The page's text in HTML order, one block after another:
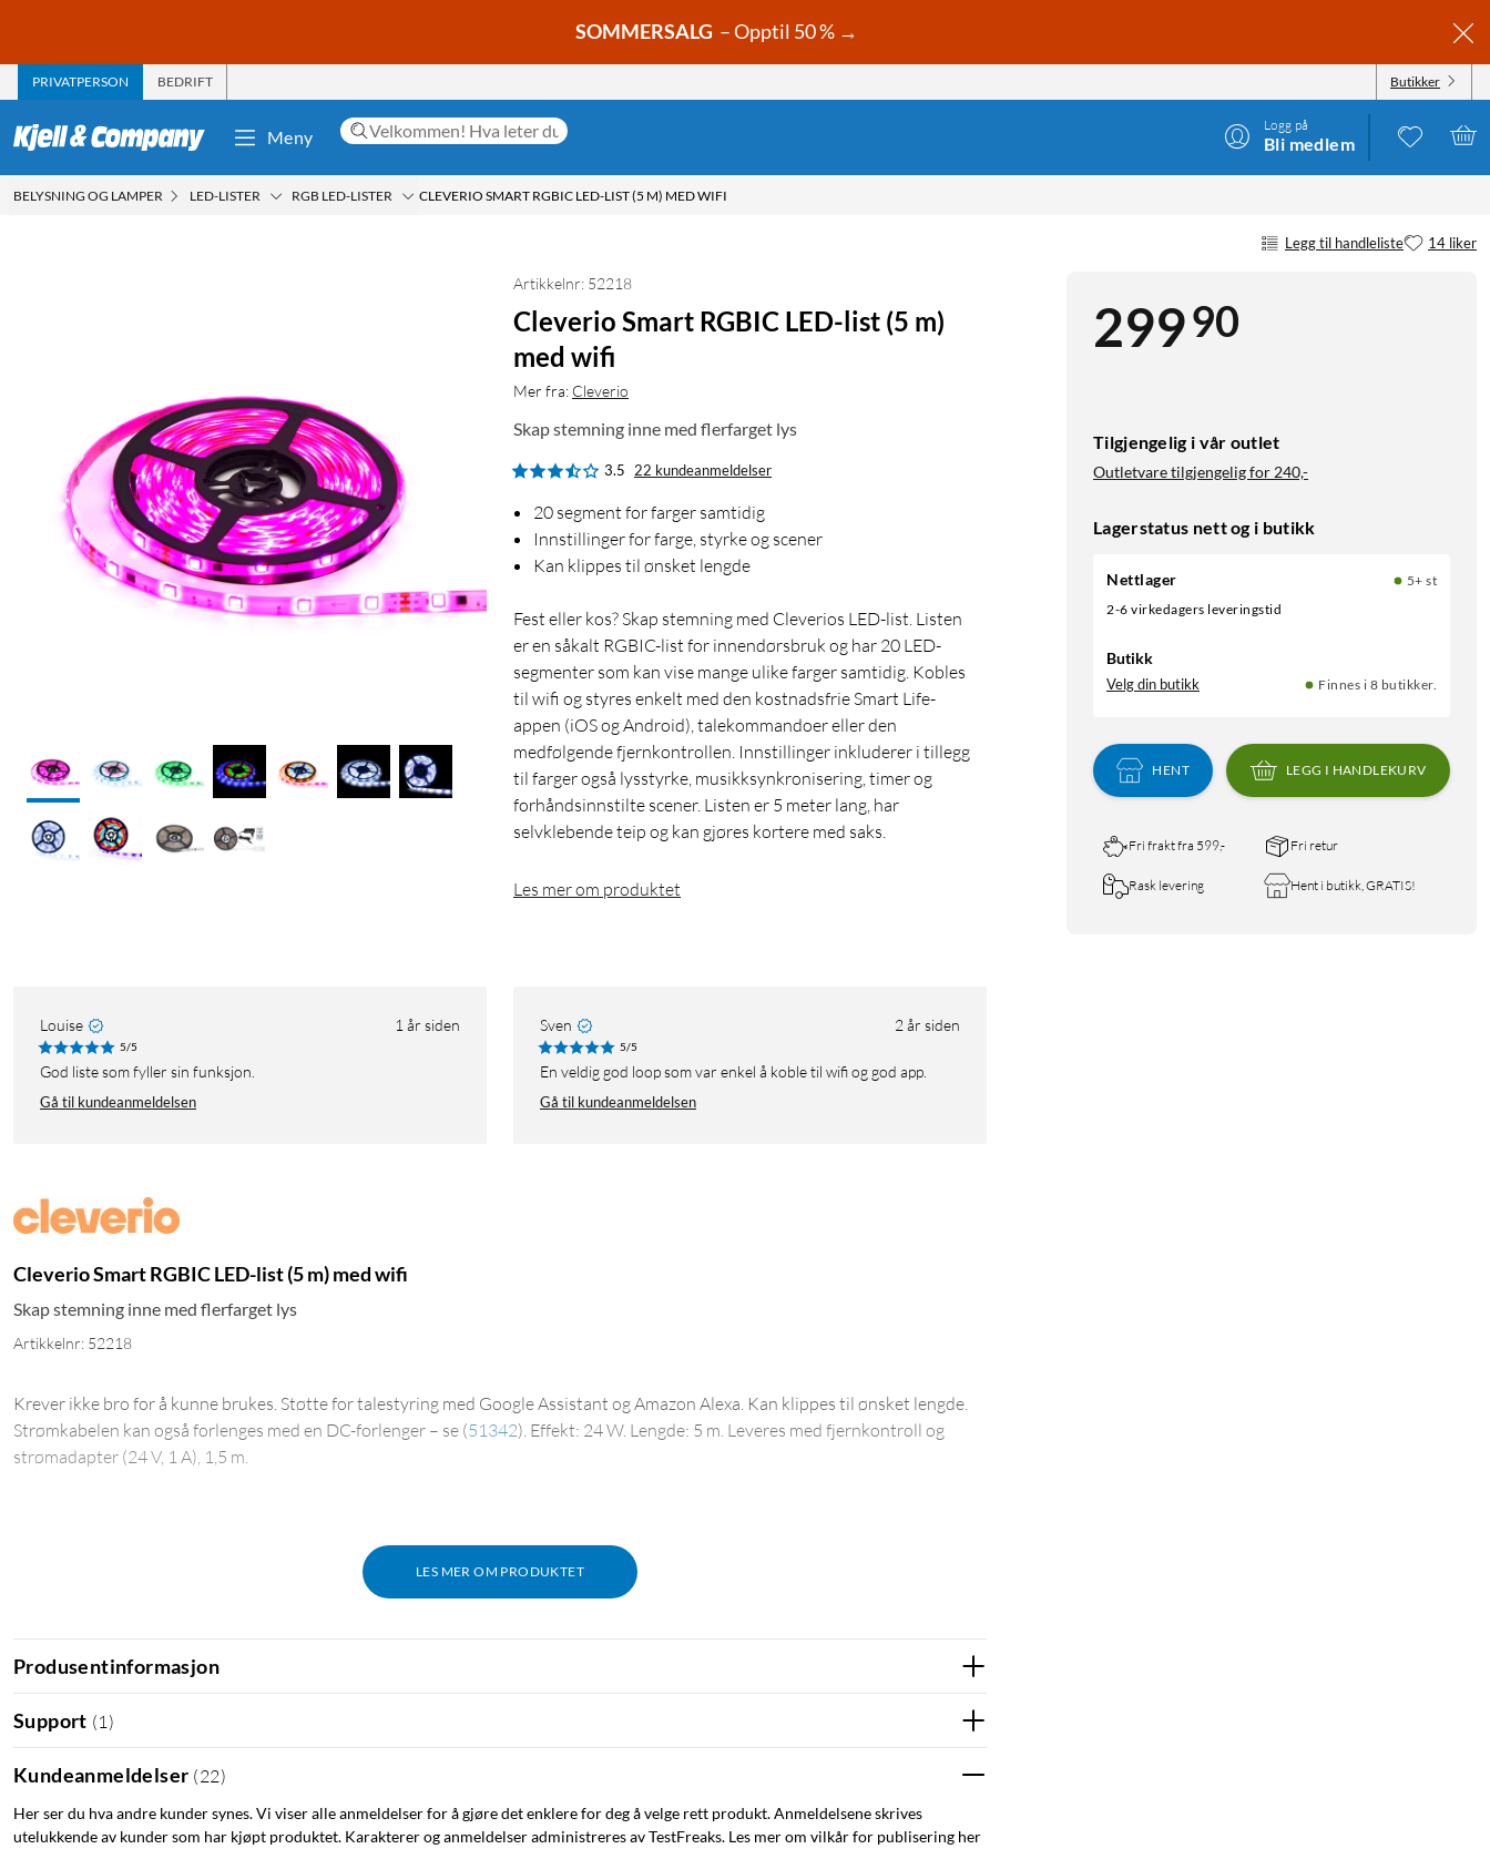
SOMMERSALG – Opptil 50 % →
PRIVATPERSON BEDRIFT Butikker
Meny
Logg på
Bli medlem
BELYSNING OG LAMPER LED-LISTER RGB LED-LISTER CLEVERIO SMART RGBIC LED-LIST (5 M) MED WIFI
Legg til handleliste 14 liker
29990
Tilgjengelig i vår outlet
Outletvare tilgjengelig for240,-
Lagerstatus nett og i butikk
Nettlager
5+ st
2-6 virkedagers leveringstid
Butikk
Velg din butikk Finnes i 8 butikker.
HENT LEGG I HANDLEKURV
Fri frakt fra 599,- Fri retur
Rask levering Hent i butikk, GRATIS!
Artikkelnr: 52218
Cleverio Smart RGBIC LED-list (5 m)
med wifi
Mer fra: Cleverio
Skap stemning inne med flerfarget lys
3.5 22 kundeanmeldelser
20 segment for farger samtidig
Innstillinger for farge, styrke og scener
Kan klippes til ønsket lengde
Fest eller kos? Skap stemning med Cleverios LED-list. Listen
er en såkalt RGBIC-list for innendørsbruk og har 20 LED-
segmenter som kan vise mange ulike farger samtidig. Kobles
til wifi og styres enkelt med den kostnadsfrie Smart Life-
appen (iOS og Android), talekommandoer eller den
medfølgende fjernkontrollen. Innstillinger inkluderer i tillegg
til farger også lysstyrke, musikksynkronisering, timer og
forhåndsinnstilte scener. Listen er 5 meter lang, har
selvklebende teip og kan gjøres kortere med saks.
Les mer om produktet
Louise 1 år siden
5/5
God liste som fyller sin funksjon.
Gå til kundeanmeldelsen
Sven 2 år siden
5/5
En veldig god loop som var enkel å koble til wifi og god app.
Gå til kundeanmeldelsen
Cleverio Smart RGBIC LED-list (5 m) med wifi
Skap stemning inne med flerfarget lys
Artikkelnr: 52218
LES MER OM PRODUKTET
Krever ikke bro for å kunne brukes. Støtte for talestyring med Google Assistant og Amazon Alexa. Kan klippes til ønsket lengde.
Strømkabelen kan også forlenges med en DC-forlenger – se (51342). Effekt: 24 W. Lengde: 5 m. Leveres med fjernkontroll og
strømadapter (24 V, 1 A), 1,5 m.
Produsentinformasjon
Support (1 )
Kundeanmeldelser (22)
Her ser du hva andre kunder synes. Vi viser alle anmeldelser for å gjøre det enklere for deg å velge rett produkt. Anmeldelsene skrives
utelukkende av kunder som har kjøpt produktet. Karakterer og anmeldelser administreres av TestFreaks. Les mer om vilkår for publisering her